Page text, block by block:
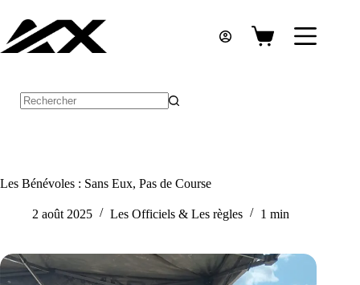
contenu
Panier
Les Bénévoles : Sans Eux, Pas de Course
2 août 2025 Les Officiels & Les règles 1 min